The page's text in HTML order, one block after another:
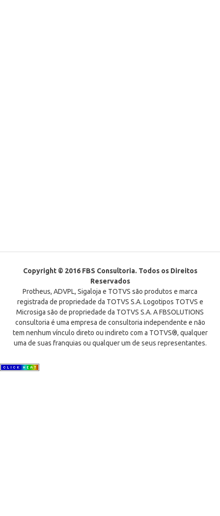
Copyright © 2016 FBS Consultoria. Todos os Direitos
Reservados
Protheus, ADVPL, Sigaloja e TOTVS são produtos e marca
registrada de propriedade da TOTVS S.A. Logotipos TOTVS e
Microsiga são de propriedade da TOTVS S.A. A FBSOLUTIONS
consultoria é uma empresa de consultoria independente e não
tem nenhum vínculo direto ou indireto com a TOTVS®, qualquer
uma de suas franquias ou qualquer um de seus representantes.